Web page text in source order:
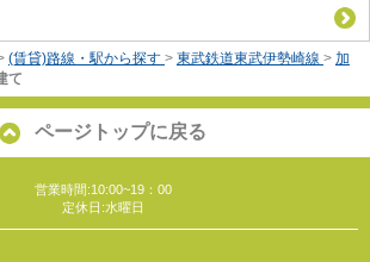
(賃貸)路線・駅から探す > 東武鉄道東武伊勢崎線 > 加
て
ページトップに戻る
営業時間:10:00~19：00
定休日:水曜日